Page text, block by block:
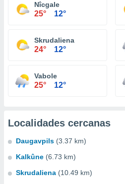
Nîcgale
25° 12°
Skrudaliena
24° 12°
Vabole
25° 12°
Localidades cercanas
Daugavpils (3.37 km)
Kalkûne (6.73 km)
Skrudaliena (10.49 km)